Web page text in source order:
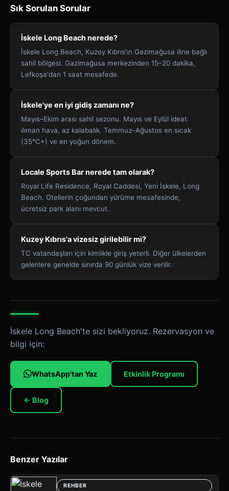
Sık Sorulan Sorular
İskele Long Beach nerede?
İskele Long Beach, Kuzey Kıbrıs'ın Gazimağusa iline bağlı
sahil bölgesi. Gazimağusa merkezinden 15–20 dakika,
Lefkoşa'dan 1 saat mesafede.
İskele'ye en iyi gidiş zamanı ne?
Mayıs–Ekim arası sahil sezonu. Mayıs ve Eylül ideal:
ılıman hava, az kalabalık. Temmuz–Ağustos en sıcak
(35°C+) ve en yoğun dönem.
Locale Sports Bar nerede tam olarak?
Royal Life Residence, Royal Caddesi, Yeni İskele, Long
Beach. Otellerin çoğundan yürüme mesafesinde,
ücretsiz park alanı mevcut.
Kuzey Kıbrıs'a vizesiz girilebilir mi?
TC vatandaşları için kimlikle giriş yeterli. Diğer ülkelerden
gelenlere genelde sınırda 90 günlük vize verilir.
İskele Long Beach'te sizi bekliyoruz. Rezervasyon ve
bilgi için:
WhatsApp'tan Yaz Etkinlik Programı
← Blog
Benzer Yazılar
REHBER